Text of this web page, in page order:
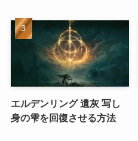
エルデンリング 遺灰 写し
身の雫を回復させる方法